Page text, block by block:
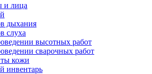
и лица
дыхания
слуха
высотных работ
сварочных работ
кожи
инвентарь